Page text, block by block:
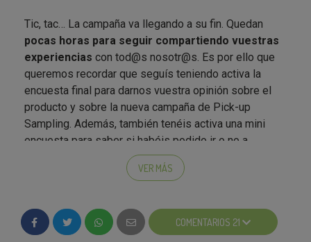
Tic, tac… La campaña va llegando a su fin. Quedan
pocas horas para seguir compartiendo vuestras
experiencias con tod@s nosotr@s. Es por ello que
queremos recordar que seguís teniendo activa la
encuesta final para darnos vuestra opinión sobre el
producto y sobre la nueva campaña de Pick-up
Sampling. Además, también tenéis activa una mini
encuesta para saber si habéis podido ir o no a
Por último, nos gustaríaagradeceros la confianza
de campaña,¡Gracias a vuestra colaboración está
siendo un éxito!
VER MÁS
COMENTARIOS 21